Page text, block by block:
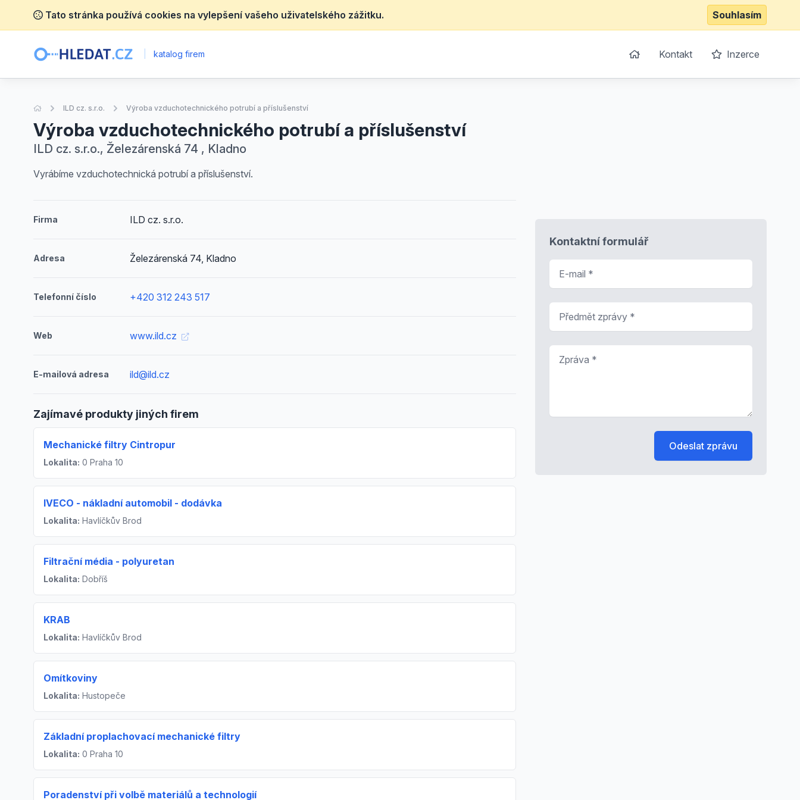
Tato stránka používá cookies na vylepšení vašeho uživatelského zážitku. Souhlasím
katalog firem Kontakt Inzerce
Úvodní stránka
ILD cz. s.r.o. Výroba vzduchotechnického potrubí a příslušenství
Výroba vzduchotechnického potrubí a příslušenství
ILD cz. s.r.o., Železárenská 74 , Kladno
Vyrábíme vzduchotechnická potrubí a příslušenství.
Firma ILD cz. s.r.o.
Adresa Železárenská 74, Kladno
Telefonní číslo +420 312 243 517
Web www.ild.cz
E-mailová adresa ild@ild.cz
Zajímavé produkty jiných firem
Mechanické filtry Cintropur
Lokalita: 0 Praha 10
IVECO - nákladní automobil - dodávka
Lokalita: Havlíčkův Brod
Filtrační média - polyuretan
Lokalita: Dobříš
KRAB
Lokalita: Havlíčkův Brod
Omítkoviny
Lokalita: Hustopeče
Základní proplachovací mechanické filtry
Lokalita: 0 Praha 10
Poradenství při volbě materiálů a technologií
Kontaktní formulář
Odeslat zprávu